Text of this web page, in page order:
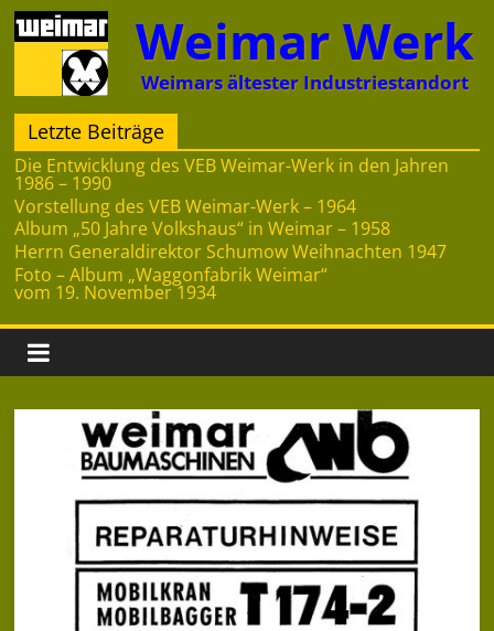
Zum
Inhalt
springen
Weimar Werk
Weimars ältester Industriestandort
Letzte Beiträge
Die Entwicklung des VEB Weimar-Werk in den Jahren
1986 – 1990
Vorstellung des VEB Weimar-Werk – 1964
Album „50 Jahre Volkshaus“ in Weimar – 1958
Herrn Generaldirektor Schumow Weihnachten 1947
Foto – Album „Waggonfabrik Weimar“
vom 19. November 1934